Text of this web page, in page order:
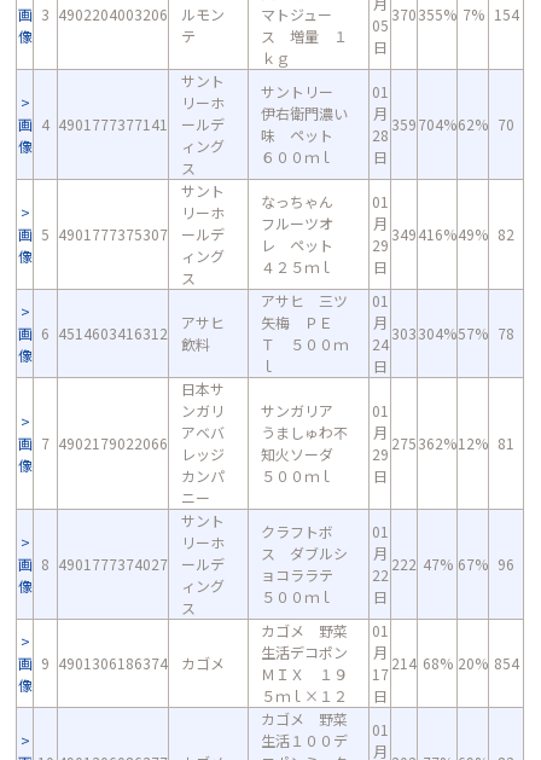
画
像
3 4902204003206
ルモン
テ
マトジュー
ス 増量 １
ｋｇ
05
日
370355% 7% 154
画
像
4 4901777377141
サント
リーホ
ールデ
ィング
ス
サントリー
伊右衛門濃い
味 ペット
６００ｍｌ
01
月
28
日
359704%62% 70
画
像
5 4901777375307
サント
リーホ
ールデ
ィング
ス
なっちゃん
フルーツオ
レ ペット
４２５ｍｌ
01
月
29
日
349416%49% 82
画
像
6 4514603416312
アサヒ
飲料
アサヒ 三ツ
矢梅 ＰＥ
Ｔ ５００ｍ
ｌ
01
月
24
日
303304%57% 78
画
像
7 4902179022066
日本サ
ンガリ
アベバ
レッジ
カンパ
ニー
サンガリア
うましゅわ不
知火ソーダ
５００ｍｌ
01
月
29
日
275362%12% 81
画
像
8 4901777374027
サント
リーホ
ールデ
ィング
ス
クラフトボ
ス ダブルシ
ョコララテ
５００ｍｌ
01
月
22
日
222 47% 67% 96
画
像
9 4901306186374 カゴメ
カゴメ 野菜
生活デコポン
ＭＩＸ １９
５ｍｌ×１２
01
月
17
日
214 68% 20% 854
カゴメ 野菜
生活１００デ
01
月